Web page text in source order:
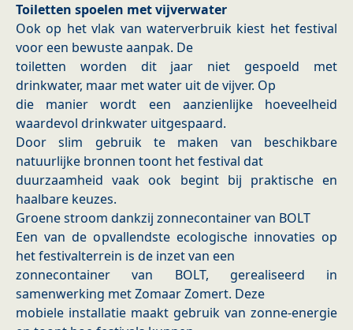
Toiletten spoelen met vijverwater
Ook op het vlak van waterverbruik kiest het festival
voor een bewuste aanpak. De
toiletten worden dit jaar niet gespoeld met
drinkwater, maar met water uit de vijver. Op
die manier wordt een aanzienlijke hoeveelheid
waardevol drinkwater uitgespaard.
Door slim gebruik te maken van beschikbare
natuurlijke bronnen toont het festival dat
duurzaamheid vaak ook begint bij praktische en
haalbare keuzes.
Groene stroom dankzij zonnecontainer van BOLT
Een van de opvallendste ecologische innovaties op
het festivalterrein is de inzet van een
zonnecontainer van BOLT, gerealiseerd in
samenwerking met Zomaar Zomert. Deze
mobiele installatie maakt gebruik van zonne-energie